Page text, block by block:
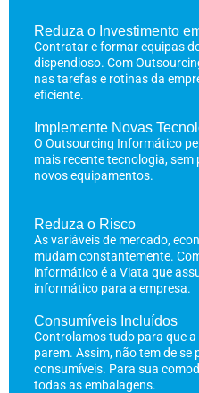
Reduza o Investimento
Contratar e formar equipas
dispendioso. Com
nas tarefas e rotinas da
eficiente.
Implemente Novas
O Outsourcing Informático
mais recente tecnologia,
novos equipamentos.
Reduza o Risco
As variáveis de mercado,
mudam constantemente.
informático é a Viata que
informático para a empresa.
Consumíveis Incluídos
Controlamos tudo para que
parem. Assim, não tem de
consumíveis. Para sua
todas as embalagens.